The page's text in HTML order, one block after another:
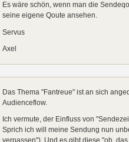
Es wäre schön, wenn man die
seine eigene Qoute ansehen.
Servus
Axel
Das Thema "Fantreue" ist an sich
Audienceflow.
Ich vermute, der Einfluss von
Sprich ich will meine Sendung nun